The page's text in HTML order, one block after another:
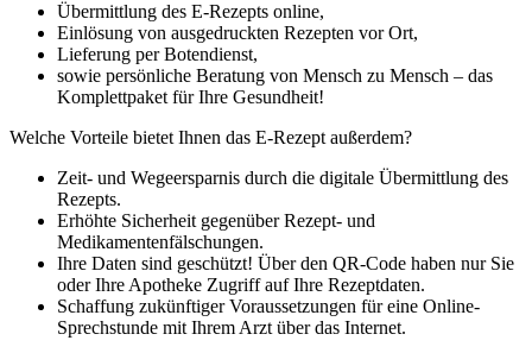
Übermittlung des E-Rezepts online,
Einlösung von ausgedruckten Rezepten vor Ort,
Lieferung per Botendienst,
sowie persönliche Beratung von Mensch zu Mensch – das
Komplettpaket für Ihre Gesundheit!
Welche Vorteile bietet Ihnen das E-Rezept außerdem?
Zeit- und Wegeersparnis durch die digitale Übermittlung des
Rezepts.
Erhöhte Sicherheit gegenüber Rezept- und
Medikamentenfälschungen.
Ihre Daten sind geschützt! Über den QR-Code haben nur Sie
oder Ihre Apotheke Zugriff auf Ihre Rezeptdaten.
Schaffung zukünftiger Voraussetzungen für eine Online-
Sprechstunde mit Ihrem Arzt über das Internet.